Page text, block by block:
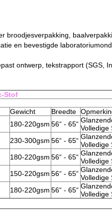
broodjesverpakking,
en bevestigde
ontwerp, tekstrapport (SGS,
Stof
Gewicht Breedte
180-220gsm 56“ - 65“ Volledige
230-300gsm 56“ - 65“ Volledige
180-220gsm 56“ - 65“ Volledige
150-220gsm 56“ - 65“ Volledige
180-220gsm 56“ - 65“ Volledige